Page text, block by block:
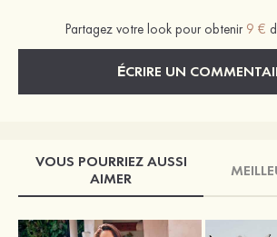
Partagez votre look pour obtenir 9 €
ÉCRIRE UN
VOUS POURRIEZ AUSSI
AIMER